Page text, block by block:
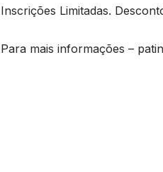
Inscrições Limitadas.
Para mais informações –